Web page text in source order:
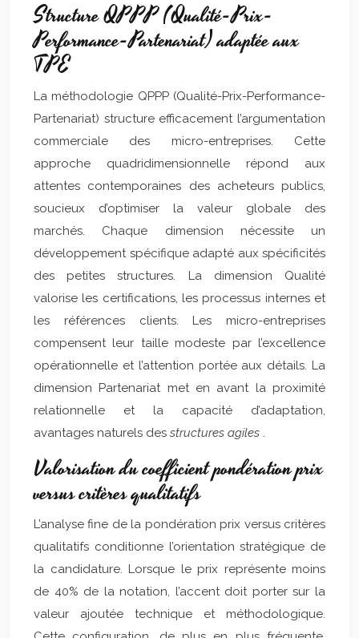
Structure QPPP (Qualité-Prix-
Performance-Partenariat) adaptée aux
TPE
La méthodologie QPPP (Qualité-Prix-Performance-
Partenariat) structure efficacement l’argumentation
commerciale des micro-entreprises. Cette
approche quadridimensionnelle répond aux
attentes contemporaines des acheteurs publics,
soucieux d’optimiser la valeur globale des
marchés. Chaque dimension nécessite un
développement spécifique adapté aux spécificités
des petites structures. La dimension Qualité
valorise les certifications, les processus internes et
les références clients. Les micro-entreprises
compensent leur taille modeste par l’excellence
opérationnelle et l’attention portée aux détails. La
dimension Partenariat met en avant la proximité
relationnelle et la capacité d’adaptation,
avantages naturels des structures agiles .
Valorisation du coefficient pondération prix
versus critères qualitatifs
L’analyse fine de la pondération prix versus critères
qualitatifs conditionne l’orientation stratégique de
la candidature. Lorsque le prix représente moins
de 40% de la notation, l’accent doit porter sur la
valeur ajoutée technique et méthodologique.